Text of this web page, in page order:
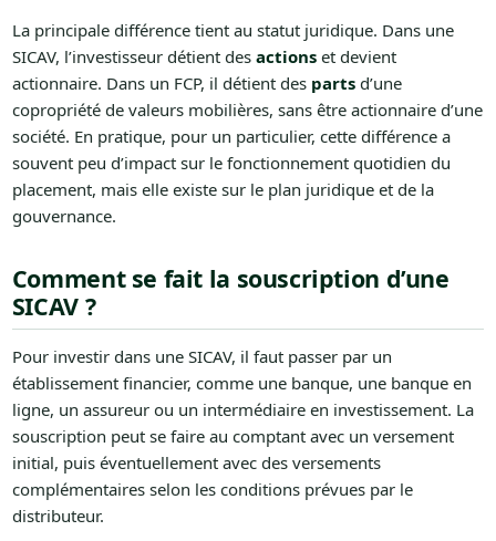
La principale différence tient au statut juridique. Dans une
SICAV, l’investisseur détient des actionset devient
actionnaire. Dans un FCP, il détient des partsd’une
copropriété de valeurs mobilières, sans être actionnaire d’une
société. En pratique, pour un particulier, cette différence a
souvent peu d’impact sur le fonctionnement quotidien du
placement, mais elle existe sur le plan juridique et de la
gouvernance.
Comment se fait la souscription d’une
SICAV ?
Pour investir dans une SICAV, il faut passer par un
établissement financier, comme une banque, une banque en
ligne, un assureur ou un intermédiaire en investissement. La
souscription peut se faire au comptant avec un versement
initial, puis éventuellement avec des versements
complémentaires selon les conditions prévues par le
distributeur.